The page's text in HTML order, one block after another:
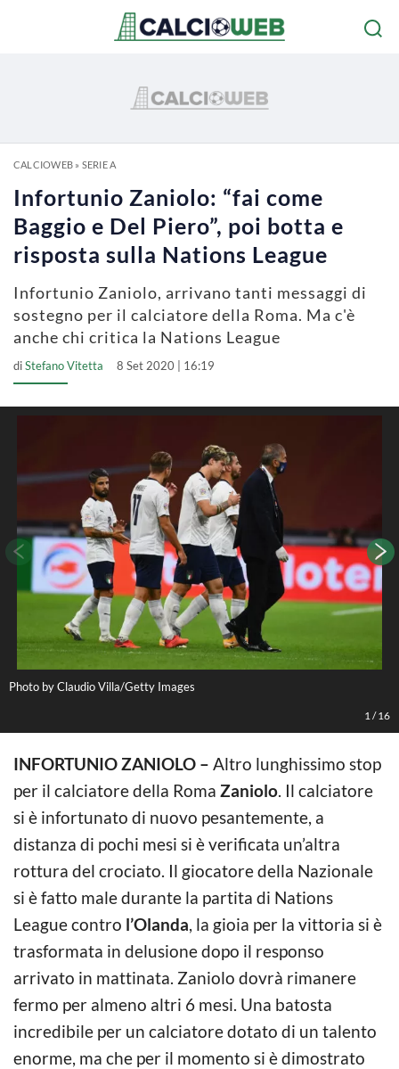
CALCIOWEB» SERIE A
Infortunio Zaniolo: “fai come
Baggio e Del Piero”, poi botta e
risposta sulla Nations League
Infortunio Zaniolo, arrivano tanti messaggi di
sostegno per il calciatore della Roma. Ma c'è
anche chi critica la Nations League
diStefano Vitetta 8 Set 2020 | 16:19
Photo by Claudio Villa/Getty Images
1 /16
INFORTUNIO ZANIOLO – Altro lunghissimo stop
per il calciatore della Roma Zaniolo. Il calciatore
si è infortunato di nuovo pesantemente, a
distanza di pochi mesi si è verificata un’altra
rottura del crociato. Il giocatore della Nazionale
si è fatto male durante la partita di Nations
League contro l’Olanda, la gioia per la vittoria si è
trasformata in delusione dopo il responso
arrivato in mattinata. Zaniolo dovrà rimanere
fermo per almeno altri 6 mesi. Una batosta
incredibile per un calciatore dotato di un talento
enorme, ma che per il momento si è dimostrato